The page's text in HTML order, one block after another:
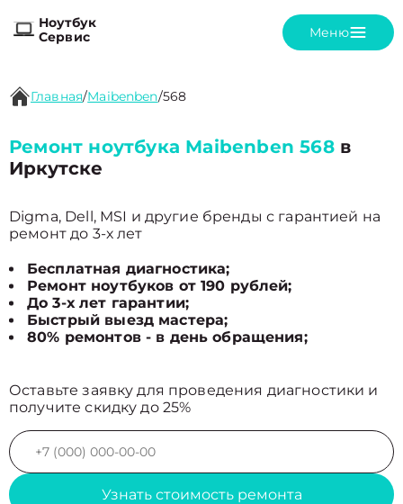
Ноутбук
Сервис
Меню
Главная/Maibenben/568
Ремонт ноутбука Maibenben 568в
Иркутске
Digma, Dell, MSI и другие бренды с гарантией на
ремонт до 3-х лет
Бесплатная диагностика;
Ремонт ноутбуков от 190 рублей;
До 3-х лет гарантии;
Быстрый выезд мастера;
80% ремонтов - в день обращения;
Оставьте заявку для проведения диагностики и
получите скидку до 25%
Узнать стоимость ремонта